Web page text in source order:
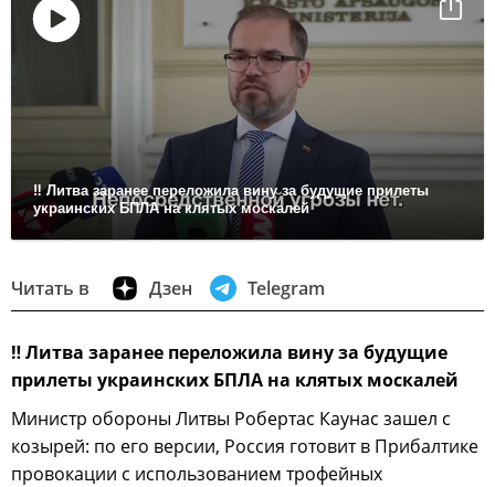
‼ Литва заранее переложила вину за будущие прилеты
украинских БПЛА на клятых москалей
Читать в Дзен Telegram
‼Литва заранее переложила вину за будущие
прилеты украинских БПЛА на клятых москалей
Министр обороны Литвы Робертас Каунас зашел с
козырей: по его версии, Россия готовит в Прибалтике
провокации с использованием трофейных